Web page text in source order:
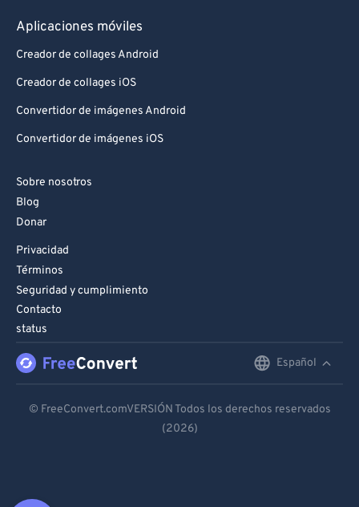
Aplicaciones móviles
Creador de collages Android
Creador de collages iOS
Convertidor de imágenes Android
Convertidor de imágenes iOS
Sobre nosotros
Blog
Donar
Privacidad
Términos
Seguridad y cumplimiento
Contacto
status
Español
Español
© FreeConvert.comVERSIÓN Todos los derechos reservados
(2026)